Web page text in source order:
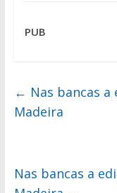
PUB
← Nas bancas
Madeira
Nas bancas a